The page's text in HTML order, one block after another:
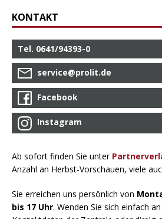
KONTAKT
Tel. 0641/94393-0
service@prolit.de
Facebook
Instagram
Ab sofort finden Sie unter
Anzahl an Herbst-Vorschauen, viele
Sie erreichen uns persönlich von
bis 17 Uhr. Wenden Sie sich einfach